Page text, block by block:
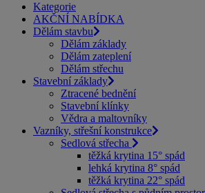
Kategorie
AKČNÍ NABÍDKA
Dělám stavbu
Dělám základy
Dělám zateplení
Dělám střechu
Stavební základy
Ztracené bednění
Stavební klínky
Vědra a maltovníky
Vazníky, střešní konstrukce
Sedlová střecha
těžká krytina 15° spád
lehká krytina 8° spád
těžká krytina 22° spád